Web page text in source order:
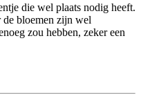
die wel plaats nodig heeft.
de bloemen zijn wel
zou hebben, zeker een